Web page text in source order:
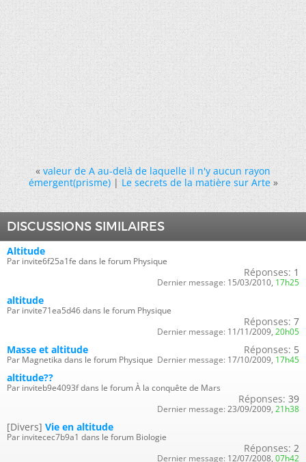
« valeur de A au-delà de laquelle il n'y aucun rayon
émergent(prisme)|Le secrets de la matière sur Arte »
DISCUSSIONS SIMILAIRES
Altitude
Par invite6f25a1fe dans le forum Physique
Réponses: 1
Dernier message: 15/03/2010, 17h25
altitude
Par invite71ea5d46 dans le forum Physique
Réponses: 7
Dernier message: 11/11/2009, 20h05
Masse et altitude
Par Magnetika dans le forum Physique
Réponses: 5
Dernier message: 17/10/2009, 17h45
altitude??
Par inviteb9e4093f dans le forum À la conquête de Mars
Réponses: 39
Dernier message: 23/09/2009, 21h38
[Divers] Vie en altitude
Par invitecec7b9a1 dans le forum Biologie
Réponses: 2
Dernier message: 12/07/2008, 07h42